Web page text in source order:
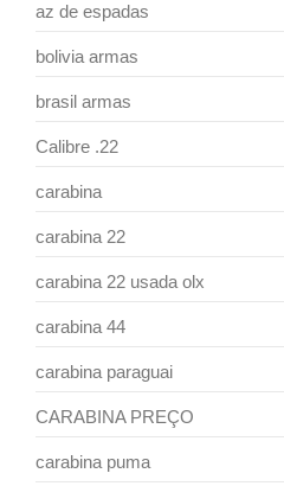
az de espadas
bolivia armas
brasil armas
Calibre .22
carabina
carabina 22
carabina 22 usada olx
carabina 44
carabina paraguai
CARABINA PREÇO
carabina puma